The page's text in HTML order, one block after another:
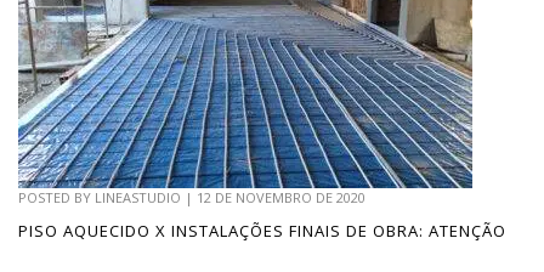
POSTED BY LINEASTUDIO | 12 DE NOVEMBRO DE 2020
PISO AQUECIDO X INSTALAÇÕES FINAIS DE OBRA: ATENÇÃO